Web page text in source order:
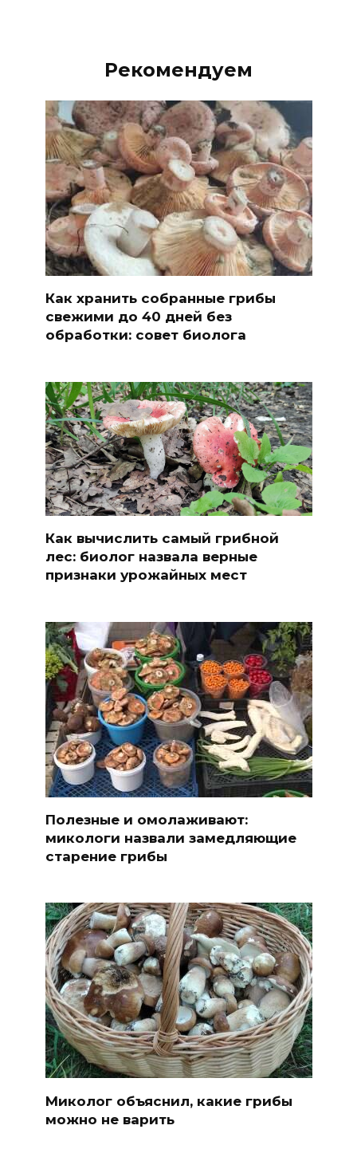
Рекомендуем
Как хранить собранные грибы
свежими до 40 дней без
обработки: совет биолога
Как вычислить самый грибной
лес: биолог назвала верные
признаки урожайных мест
Полезные и омолаживают:
микологи назвали замедляющие
старение грибы
Миколог объяснил, какие грибы
можно не варить